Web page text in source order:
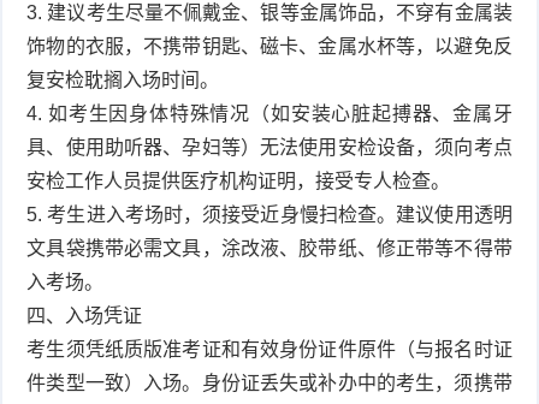
3. 建议考生尽量不佩戴金、银等金属饰品，不穿有金属装
饰物的衣服，不携带钥匙、磁卡、金属水杯等，以避免反
复安检耽搁入场时间。
4. 如考生因身体特殊情况（如安装心脏起搏器、金属牙
具、使用助听器、孕妇等）无法使用安检设备，须向考点
安检工作人员提供医疗机构证明，接受专人检查。
5. 考生进入考场时，须接受近身慢扫检查。建议使用透明
文具袋携带必需文具，涂改液、胶带纸、修正带等不得带
入考场。
四、入场凭证
考生须凭纸质版准考证和有效身份证件原件（与报名时证
件类型一致）入场。身份证丢失或补办中的考生，须携带